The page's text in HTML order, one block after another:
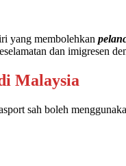
yang membolehkan
dan imigresen
Malaysia
sah boleh